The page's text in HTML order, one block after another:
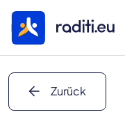
arrow_back Zurück